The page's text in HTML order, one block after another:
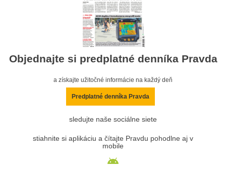
Objednajte si predplatné denníka Pravda
a získajte užitočné informácie na každý deň
Predplatné denníka Pravda
sledujte naše sociálne siete
stiahnite si aplikáciu a čítajte Pravdu pohodlne aj v
mobile